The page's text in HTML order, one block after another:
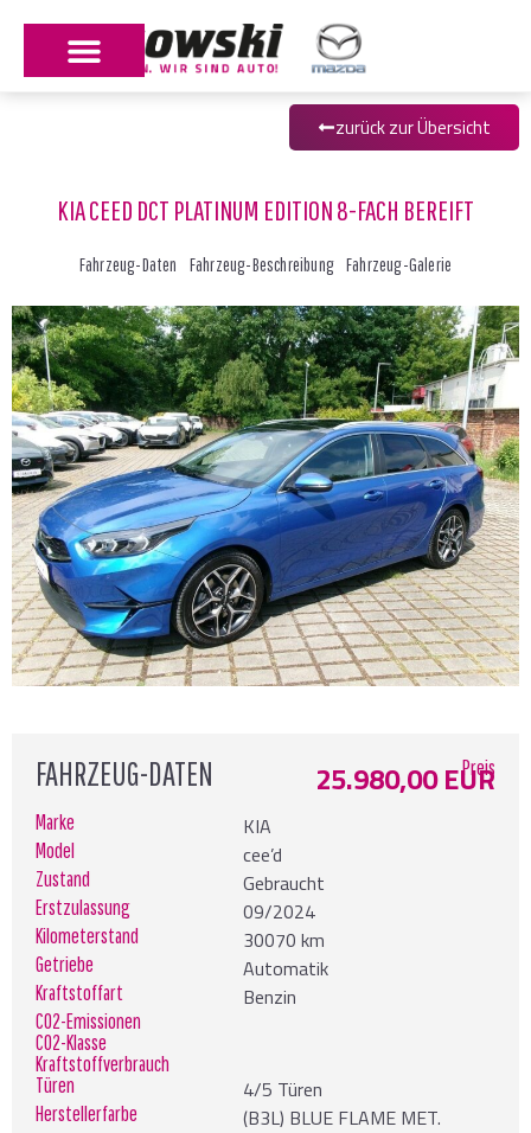
zurück zur Übersicht
KIA CEED DCT PLATINUM EDITION 8-FACH BEREIFT
Fahrzeug-Daten Fahrzeug-Beschreibung Fahrzeug-Galerie
FAHRZEUG-DATEN Preis
25.980,00 EUR
Marke KIA
Model cee’d
Zustand Gebraucht
Erstzulassung 09/2024
Kilometerstand 30070 km
Getriebe Automatik
Kraftstoffart Benzin
CO2-Emissionen
CO2-Klasse
Kraftstoffverbrauch
Türen
4/5 Türen
Herstellerfarbe (B3L) BLUE FLAME MET.